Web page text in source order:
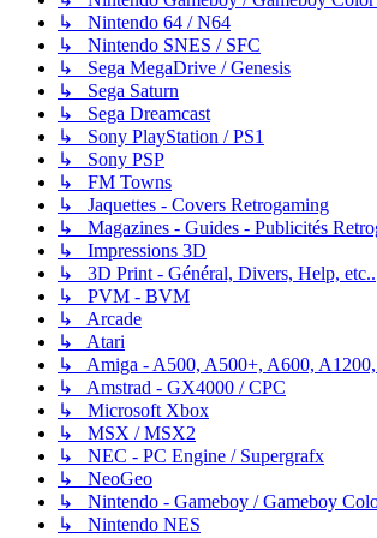
↳ Nintendo 64 / N64
↳ Nintendo SNES / SFC
↳ Sega MegaDrive / Genesis
↳ Sega Saturn
↳ Sega Dreamcast
↳ Sony PlayStation / PS1
↳ Sony PSP
↳ FM Towns
↳ Jaquettes - Covers Retrogaming
↳ Magazines - Guides - Publicités
↳ Impressions 3D
↳ 3D Print - Général, Divers, Help, etc..
↳ PVM - BVM
↳ Arcade
↳ Atari
↳ Amiga - A500, A500+, A600,
↳ Amstrad - GX4000 / CPC
↳ Microsoft Xbox
↳ MSX / MSX2
↳ NEC - PC Engine / Supergrafx
↳ NeoGeo
↳ Nintendo - Gameboy / Gameboy
↳ Nintendo NES